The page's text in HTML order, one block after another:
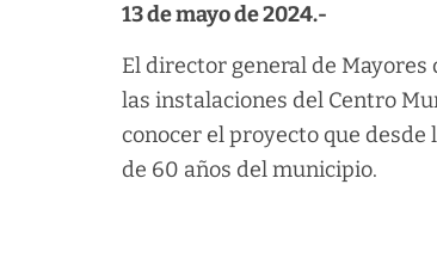
13 de mayo de 2024.-
El director general de Mayores
las instalaciones del Centro
conocer el proyecto que desde
de 60 años del municipio.